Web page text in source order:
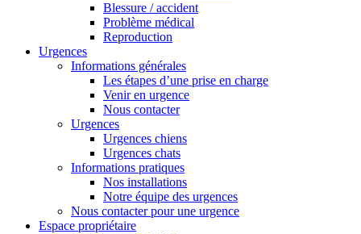
Blessure / accident
Problème médical
Reproduction
Urgences
Informations générales
Les étapes d’une prise en charge
Venir en urgence
Nous contacter
Urgences
Urgences chiens
Urgences chats
Informations pratiques
Nos installations
Notre équipe des urgences
Nous contacter pour une urgence
Espace propriétaire